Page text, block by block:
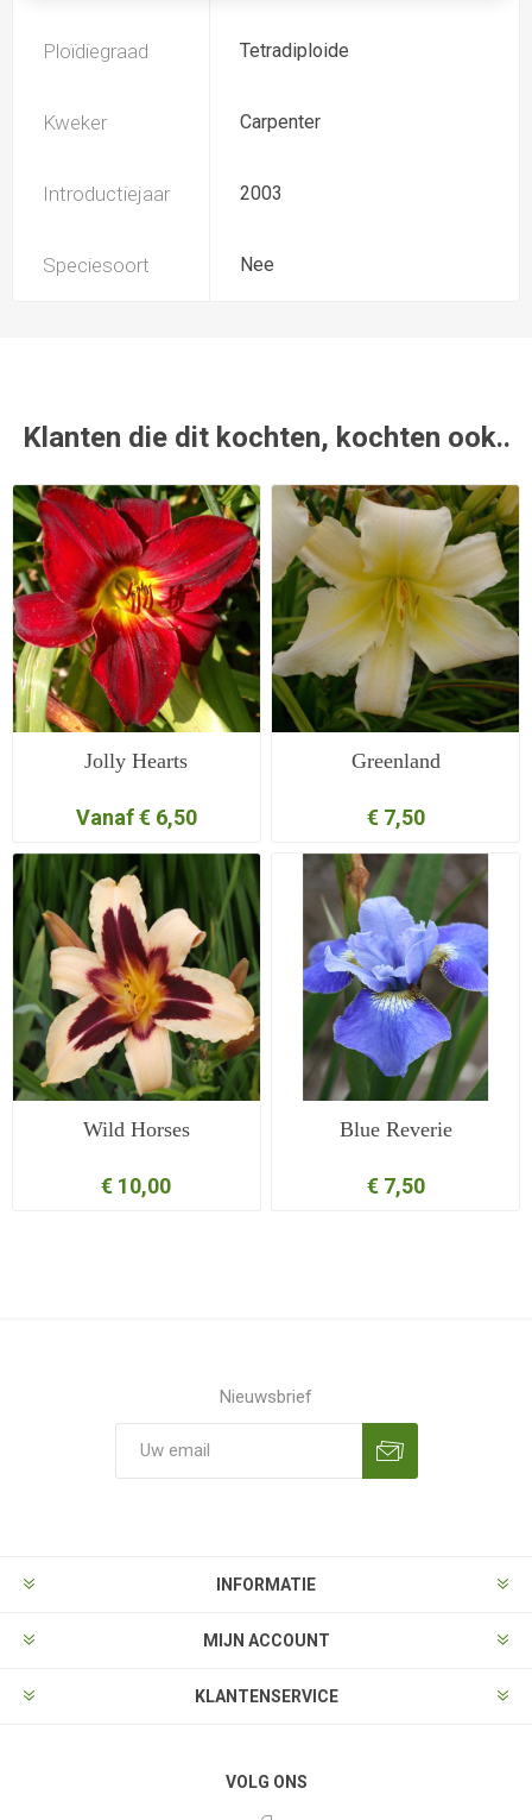
Ploïdiegraad Tetradiploide
Kweker Carpenter
Introductiejaar 2003
Speciesoort Nee
Klanten die dit kochten, kochten ook..
Jolly Hearts
Vanaf € 6,50
Greenland
€ 7,50
Wild Horses
€ 10,00
Blue Reverie
€ 7,50
Nieuwsbrief
INFORMATIE
MIJN ACCOUNT
KLANTENSERVICE
VOLG ONS